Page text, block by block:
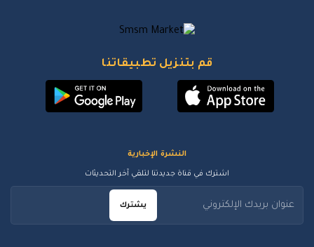
قم بتنزيل تطبيقاتنا
النشرة الإخبارية
اشترك في قناة جديدتنا لتلقي آخر التحديثات
يشترك